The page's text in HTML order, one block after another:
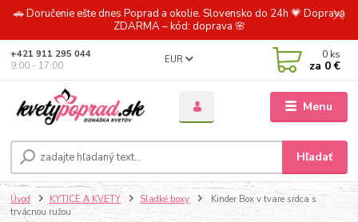
🚗 Doručenie ešte dnes Poprad a okolie. Slovensko do 24h 💗 Doprava
ZDARMA – kód: doprava 🌸
Menu
EUR
Hľadať
+421 911 295 044
9:00 - 17:00
0 ks
za 0 €
Úvod KYTICE A KVETY Sladké boxy
Kinder Box v tvare srdca s
trvácnou ružou